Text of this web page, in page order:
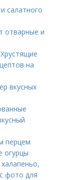
салатного
отварные и
на
вкусных
перцем
огурцы
фото для